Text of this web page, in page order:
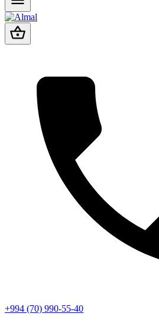
+994 (70) 990-55-40